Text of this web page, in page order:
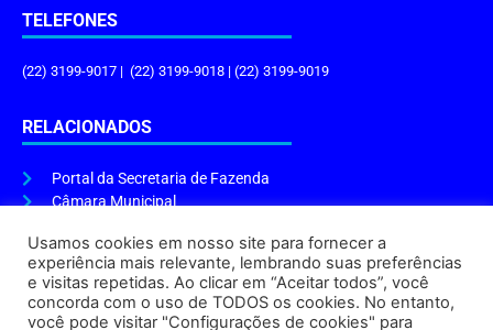
TELEFONES
(22) 3199-9017 | (22) 3199-9018 | (22) 3199-9019
RELACIONADOS
Portal da Secretaria de Fazenda
Câmara Municipal
ENDEREÇO E HORÁRIO
Endereço:Praça Tiradentes, s/n – Centro, Cabo Frio – RJ, 28906-290
Usamos cookies em nosso site para fornecer a
experiência mais relevante, lembrando suas preferências
e visitas repetidas. Ao clicar em “Aceitar todos”, você
concorda com o uso de TODOS os cookies. No entanto,
você pode visitar "Configurações de cookies" para